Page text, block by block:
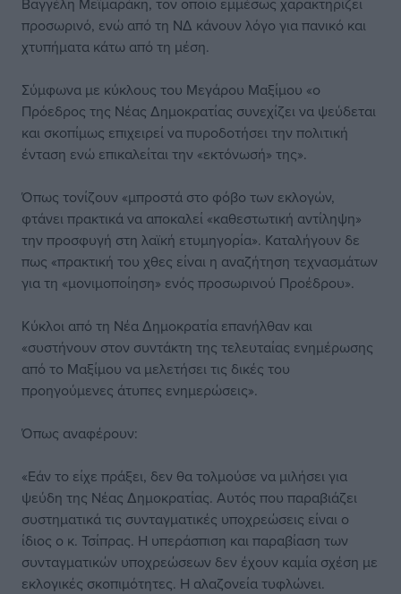
προσωρινό, ενώ από τη ΝΔ κάνουν λόγο για πανικό και
χτυπήματα κάτω από τη μέση.
Σύμφωνα με κύκλους του Μεγάρου Μαξίμου «ο
Πρόεδρος της Νέας Δημοκρατίας συνεχίζει να ψεύδεται
και σκοπίμως επιχειρεί να πυροδοτήσει την πολιτική
ένταση ενώ επικαλείται την «εκτόνωσή» της».
Όπως τονίζουν «μπροστά στο φόβο των εκλογών,
φτάνει πρακτικά να αποκαλεί «καθεστωτική αντίληψη»
την προσφυγή στη λαϊκή ετυμηγορία». Καταλήγουν δε
πως «πρακτική του χθες είναι η αναζήτηση τεχνασμάτων
για τη «μονιμοποίηση» ενός προσωρινού Προέδρου».
Κύκλοι από τη Νέα Δημοκρατία επανήλθαν και
«συστήνουν στον συντάκτη της τελευταίας ενημέρωσης
από το Μαξίμου να μελετήσει τις δικές του
προηγούμενες άτυπες ενημερώσεις».
Όπως αναφέρουν:
«Εάν το είχε πράξει, δεν θα τολμούσε να μιλήσει για
ψεύδη της Νέας Δημοκρατίας. Αυτός που παραβιάζει
συστηματικά τις συνταγματικές υποχρεώσεις είναι ο
ίδιος ο κ. Τσίπρας. Η υπεράσπιση και παραβίαση των
συνταγματικών υποχρεώσεων δεν έχουν καμία σχέση με
εκλογικές σκοπιμότητες. Η αλαζονεία τυφλώνει.